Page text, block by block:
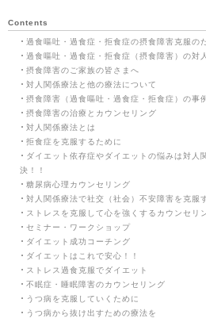
Contents
過食嘔吐・過食症・拒食症の摂食障害克服の
過食嘔吐・過食症・拒食症（摂食障害）の対
摂食障害のご家族の皆さまへ
対人関係療法と他の療法について
摂食障害（過食嘔吐・過食症・拒食症）の事例
摂食障害の治療とカウンセリング
対人関係療法とは
拒食症を克服するために
ダイエット依存症やダイエットの悩みは対人
決！！
糖尿病心理カウンセリング
対人関係療法で社交（社会）不安障害を克服
ストレスを克服して心を強くするカウンセリ
セミナー・ワークショップ
ダイエット成功コーチング
ダイエットはこれで安心！！
ストレス過食克服でダイエット
不眠症・睡眠障害のカウンセリング
うつ病を克服していくために
うつ病から抜け出すための療法を